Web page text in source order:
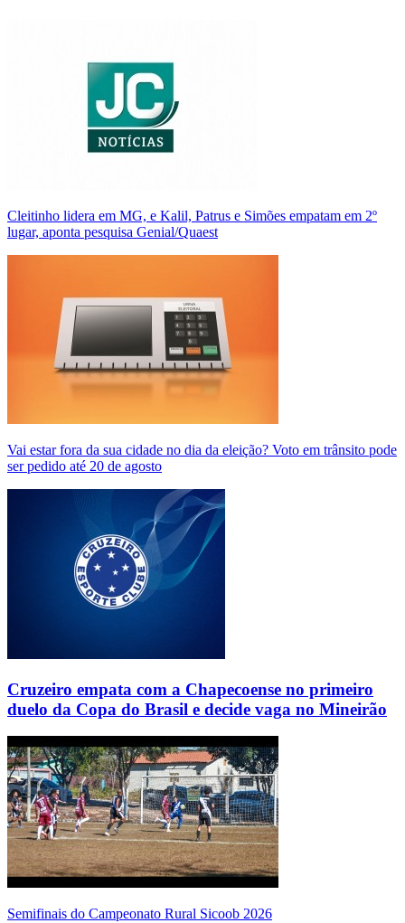
Cleitinho lidera em MG, e Kalil, Patrus e Simões empatam em 2º
lugar, aponta pesquisa Genial/Quaest
Vai estar fora da sua cidade no dia da eleição? Voto em trânsito pode
ser pedido até 20 de agosto
Cruzeiro empata com a Chapecoense no primeiro
duelo da Copa do Brasil e decide vaga no Mineirão
Semifinais do Campeonato Rural Sicoob 2026